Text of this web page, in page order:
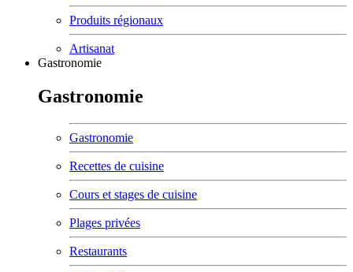
Produits régionaux
Artisanat
Gastronomie
Gastronomie
Gastronomie
Recettes de cuisine
Cours et stages de cuisine
Plages privées
Restaurants